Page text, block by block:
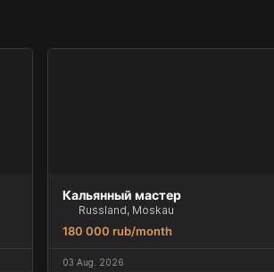
Кальянный мастер
Russland, Moskau
180 000 rub/month
03 Aug. 2026